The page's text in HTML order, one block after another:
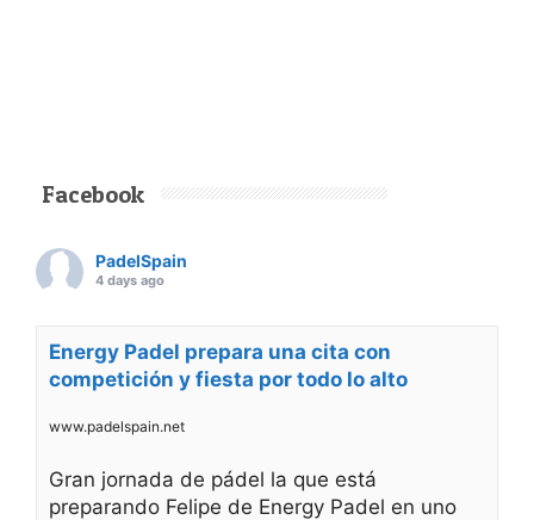
Facebook
PadelSpain
4 days ago
Energy Padel prepara una cita con
competición y fiesta por todo lo alto
www.padelspain.net
Gran jornada de pádel la que está
preparando Felipe de Energy Padel en uno